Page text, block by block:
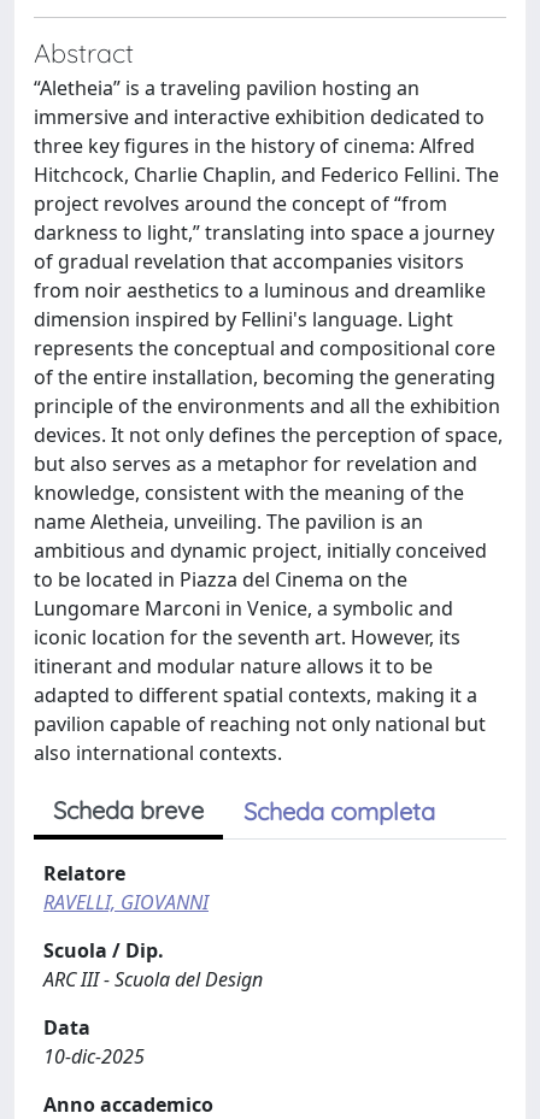
Abstract
“Aletheia” is a traveling pavilion hosting an
immersive and interactive exhibition dedicated to
three key figures in the history of cinema: Alfred
Hitchcock, Charlie Chaplin, and Federico Fellini. The
project revolves around the concept of “from
darkness to light,” translating into space a journey
of gradual revelation that accompanies visitors
from noir aesthetics to a luminous and dreamlike
dimension inspired by Fellini's language. Light
represents the conceptual and compositional core
of the entire installation, becoming the generating
principle of the environments and all the exhibition
devices. It not only defines the perception of space,
but also serves as a metaphor for revelation and
knowledge, consistent with the meaning of the
name Aletheia, unveiling. The pavilion is an
ambitious and dynamic project, initially conceived
to be located in Piazza del Cinema on the
Lungomare Marconi in Venice, a symbolic and
iconic location for the seventh art. However, its
itinerant and modular nature allows it to be
adapted to different spatial contexts, making it a
pavilion capable of reaching not only national but
also international contexts.
Scheda breve Scheda completa
Relatore
RAVELLI, GIOVANNI
Scuola / Dip.
ARC III - Scuola del Design
Data
10-dic-2025
Anno accademico